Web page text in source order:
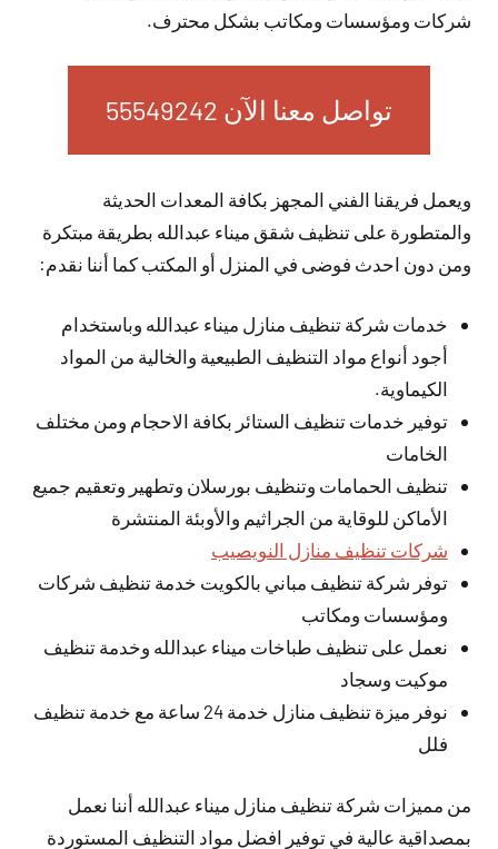
شركات ومؤسسات ومكاتب بشكل محترف.
تواصل معنا الآن 55549242
ويعمل فريقنا الفني المجهز بكافة المعدات الحديثة
والمتطورة على تنظيف شقق ميناء عبدالله بطريقة مبتكرة
ومن دون احدث فوضى في المنزل أو المكتب كما أننا نقدم:
خدمات شركة تنظيف منازل ميناء عبدالله وباستخدام
أجود أنواع مواد التنظيف الطبيعية والخالية من المواد
الكيماوية.
توفير خدمات تنظيف الستائر بكافة الاحجام ومن مختلف
الخامات
تنظيف الحمامات وتنظيف بورسلان وتطهير وتعقيم جميع
الأماكن للوقاية من الجراثيم والأوبئة المنتشرة
شركات تنظيف منازل النويصيب
توفر شركة تنظيف مباني بالكويت خدمة تنظيف شركات
ومؤسسات ومكاتب
نعمل على تنظيف طباخات ميناء عبدالله وخدمة تنظيف
موكيت وسجاد
نوفر ميزة تنظيف منازل خدمة 24 ساعة مع خدمة تنظيف
فلل
من مميزات شركة تنظيف منازل ميناء عبدالله أننا نعمل
بمصداقية عالية في توفير افضل مواد التنظيف المستوردة